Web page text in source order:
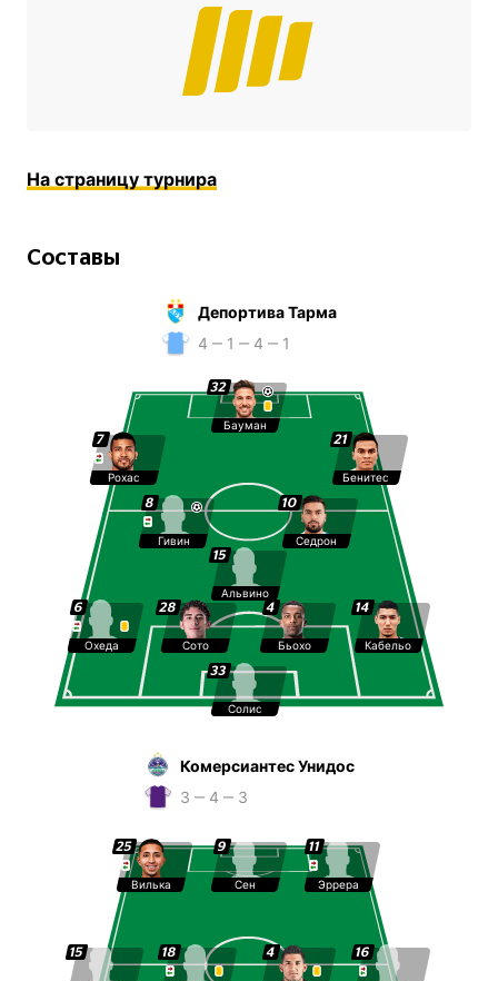
На страницу турнира
Составы
Депортива Тарма
4 ‒ 1 ‒ 4 ‒ 1
6
Охеда
4
Бьохо
7
Рохас
33
Солис
10
Седрон
21
Бенитес
8
Гивин
32
Бауман
28
Сото
15
Альвино
14
Кабельо
Комерсиантес Унидос
3 ‒ 4 ‒ 3
11
Эррера
16
15
25
Вилька
4
9
Сен
18